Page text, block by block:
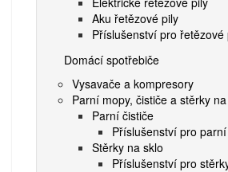
Aku řetězové pily
Příslušenství pro řetězové
Domácí spotřebiče
Vysavače a kompresory
Parní mopy, čističe a stěrky
Parní čističe
Příslušenství pro
Stěrky na sklo
Příslušenství pro